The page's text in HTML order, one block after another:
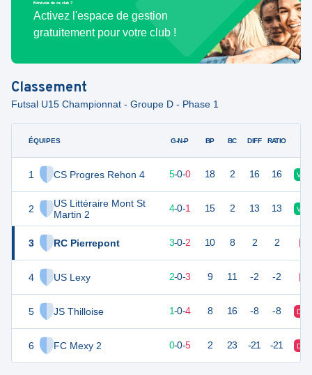
Bénévole de ce club ?
Activez l'espace de gestion
gratuitement pour votre club !
Classement
Futsal U15 Championnat - Groupe D - Phase 1
ÉQUIPES
1 CS Progres Rehon 4
2
US Littéraire Mont St
Martin 2
3 RC Pierrepont
4 US Lexy
5 JS Thilloise
6 FC Mexy 2
G-N-P BP BC DIFF RATIO
20 5-0-0 18 2 16 16 V
17 4-0-1 15 2 13 13 V
3-0-2 10 8 2 2
2-0-3 9 11 -2 -2
1-0-4 8 16 -8 -8 D
0-0-5 2 23 -21 -21 D